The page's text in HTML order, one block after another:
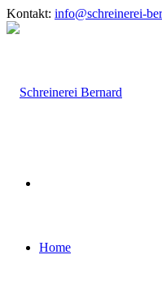
Kontakt: info@schreinerei-
Home